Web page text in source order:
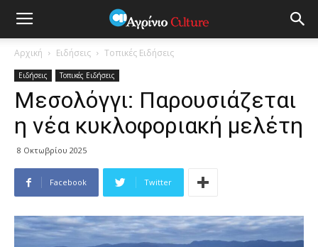
Αρχική Ειδήσεις Τοπικές Ειδήσεις
Ειδήσεις Τοπικές Ειδήσεις
Μεσολόγγι: Παρουσιάζεται
η νέα κυκλοφοριακή μελέτη
8 Οκτωβρίου 2025
Facebook Twitter